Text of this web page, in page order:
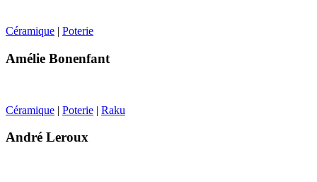
Céramique | Poterie
Amélie Bonenfant
Céramique | Poterie | Raku
André Leroux